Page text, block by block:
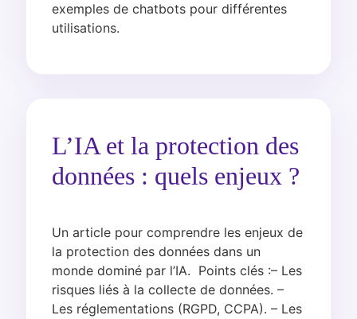
exemples de chatbots pour différentes
utilisations.
L’IA et la protection des
données : quels enjeux ?
Un article pour comprendre les enjeux de
la protection des données dans un
monde dominé par l’IA. Points clés :– Les
risques liés à la collecte de données. –
Les réglementations (RGPD, CCPA). – Les